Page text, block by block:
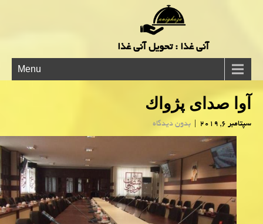
آنی غذا : تحویل آنی غذا
Menu
آوا صدای پژواك
سپتامبر 6, 2019 | بدون دیدگاه